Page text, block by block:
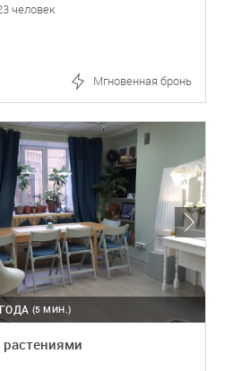
человек
Мгновенная бронь
(5 МИН.)